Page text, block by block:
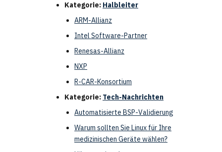
Kategorie: Halbleiter
ARM-Allianz
Intel Software-Partner
Renesas-Allianz
NXP
R-CAR-Konsortium
Kategorie: Tech-Nachrichten
Automatisierte BSP-Validierung
Warum sollten Sie Linux für Ihre
medizinischen Geräte wählen?